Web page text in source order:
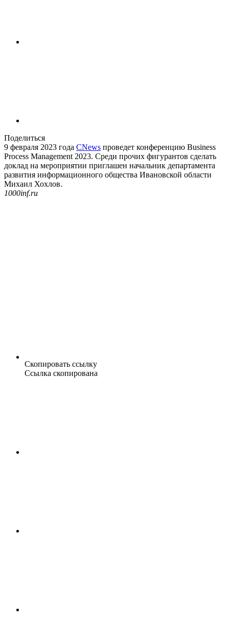
Поделиться
9 февраля 2023 года CNews проведет конференцию Business
Process Management 2023. Среди прочих фигурантов сделать
доклад на мероприятии приглашен начальник департамента
развития информационного общества Ивановской области
Михаил Хохлов.
1000inf.ru
Скопировать ссылку
Ссылка скопирована